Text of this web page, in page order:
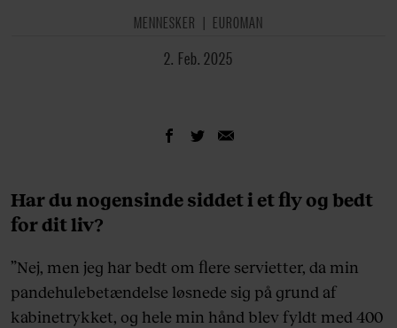
MENNESKER EUROMAN
2. Feb. 2025
Har du nogensinde siddet i et fly og bedt
for dit liv?
”Nej, men jeg har bedt om flere servietter, da min
pandehulebetændelse løsnede sig på grund af
kabinetrykket, og hele min hånd blev fyldt med 400